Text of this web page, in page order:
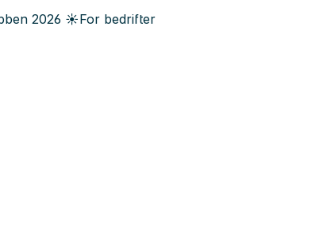
2026 ☀️For bedrifter